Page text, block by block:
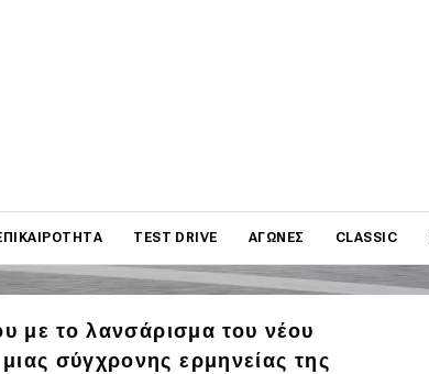
TEST DRIVE ΑΓΏΝΕΣ CLASSIC
με το λανσάρισμα του νέου
σύγχρονης ερμηνείας της